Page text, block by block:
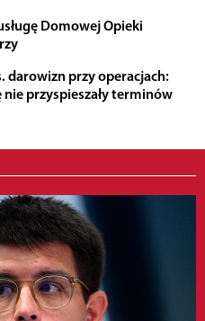
Domowej Opieki
darowizn przy operacjach:
nie przyspieszały terminów